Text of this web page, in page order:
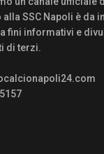
SSC Napoli è da
fini informativi e
di terzi.